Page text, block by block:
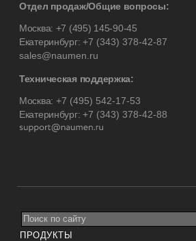
Отдел продаж/Общие вопросы:
Москва: +7 (495) 145-90-45
Екатеринбург:+7 (343) 378-42-87
sales@naumen.ru
Техническая поддержка:
Москва: +7 (495) 542-17-53
Екатеринбург:+7 (343) 378-42-88
ПРОДУКТЫ